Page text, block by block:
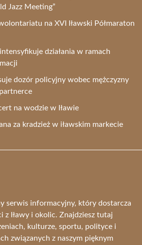
Jazz Meeting”
na XVI Iławski Półmaraton
działania w ramach
dozór policyjny wobec mężczyzny
na wodzie w Iławie
za kradzież w iławskim markecie
serwis informacyjny, który dostarcza
z Iławy i okolic. Znajdziesz tutaj
kulturze, sportu, polityce i
związanych z naszym pięknym